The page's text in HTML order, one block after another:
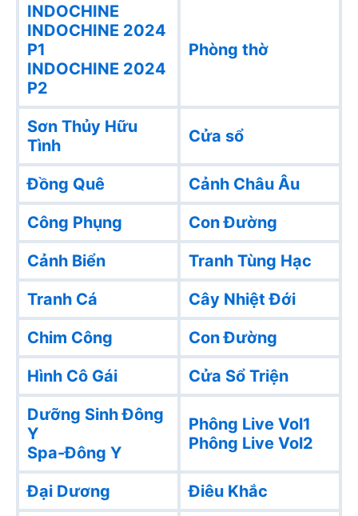
INDOCHINE
INDOCHINE 2024
P1
INDOCHINE 2024
P2
Phòng thờ
Sơn Thủy Hữu
Tình
Cửa sổ
Đồng Quê
Cảnh Châu Âu
Công Phụng
Con Đường
Cảnh Biển
Tranh Tùng Hạc
Tranh Cá
Cây Nhiệt Đới
Chim Công
Con Đường
Hình Cô Gái
Cửa Sổ Triện
Dưỡng Sinh Đông
Y
Spa-Đông Y
Phông Live Vol1
Phông Live Vol2
Đại Dương
Điêu Khắc